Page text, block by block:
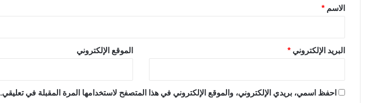
*الاسم *
البريد الإلكتروني * الموقع الإلكتروني
احفظ اسمي، بريدي الإلكتروني، والموقع الإلكتروني في هذا المتصفح لاستخدامها المرة المقبلة في تعليقي.